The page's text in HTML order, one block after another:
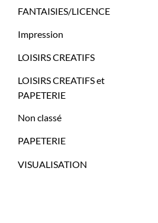
FANTAISIES/LICENCE
Impression
LOISIRS CREATIFS
LOISIRS CREATIFS et
PAPETERIE
Non classé
PAPETERIE
VISUALISATION